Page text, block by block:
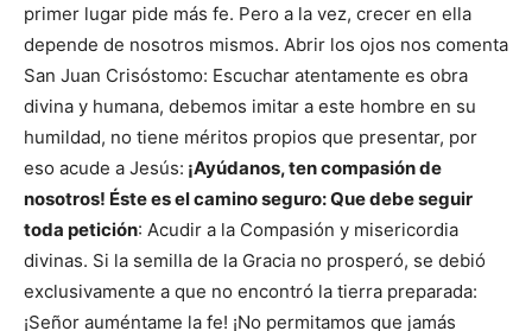
primer lugar pide más fe. Pero a la vez, crecer en ella
depende de nosotros mismos. Abrir los ojos nos comenta
San Juan Crisóstomo: Escuchar atentamente es obra
divina y humana, debemos imitar a este hombre en su
humildad, no tiene méritos propios que presentar, por
eso acude a Jesús: ¡Ayúdanos, ten compasión de
nosotros! Éste es el camino seguro: Que debe seguir
toda petición: Acudir a la Compasión y misericordia
divinas. Si la semilla de la Gracia no prosperó, se debió
exclusivamente a que no encontró la tierra preparada:
¡Señor auméntame la fe! ¡No permitamos que jamás